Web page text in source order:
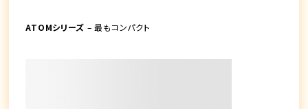
ATOMシリーズ – 最もコンパクト